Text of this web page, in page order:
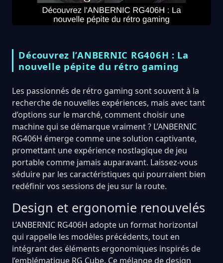
Découvrez l’ANBERNIC RG406H : La
nouvelle pépite du rétro gaming
Les passionnés de rétro gaming sont souvent à la
recherche de nouvelles expériences, mais avec tant
d’options sur le marché, comment choisir une
machine qui se démarque vraiment ? L’ANBERNIC
RG406H émerge comme une solution captivante,
promettant une expérience nostlagique de jeu
portable comme jamais auparavant. Laissez-vous
séduire par les caractéristiques qui pourraient bien
redéfinir vos sessions de jeu sur la route.
Design et ergonomie renouvelés
L’ANBERNIC RG406H adopte un format horizontal
qui rappelle les modèles précédents, tout en
intégrant des éléments ergonomiques inspirés de
l’emblématique RG Cube. Ce mélange de design